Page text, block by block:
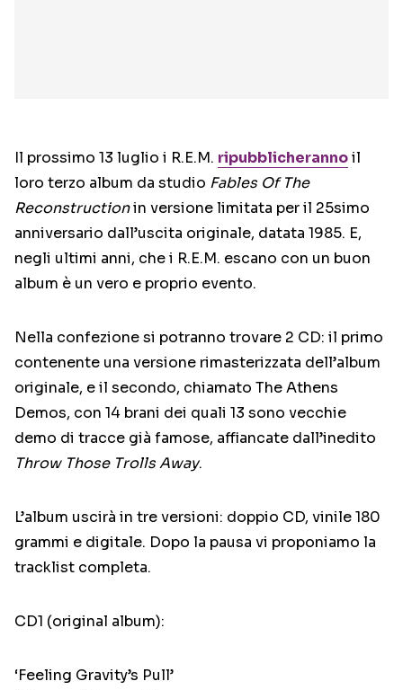
Il prossimo 13 luglio i R.E.M. ripubblicherannoil
loro terzo album da studio Fables Of The
Reconstructionin versione limitata per il 25simo
anniversario dall’uscita originale, datata 1985. E,
negli ultimi anni, che i R.E.M. escano con un buon
album è un vero e proprio evento.
Nella confezione si potranno trovare 2 CD: il primo
contenente una versione rimasterizzata dell’album
originale, e il secondo, chiamato The Athens
Demos, con 14 brani dei quali 13 sono vecchie
demo di tracce già famose, affiancate dall’inedito
Throw Those Trolls Away.
L’album uscirà in tre versioni: doppio CD, vinile 180
grammi e digitale. Dopo la pausa vi proponiamo la
tracklist completa.
CD1 (original album):
‘Feeling Gravity’s Pull’